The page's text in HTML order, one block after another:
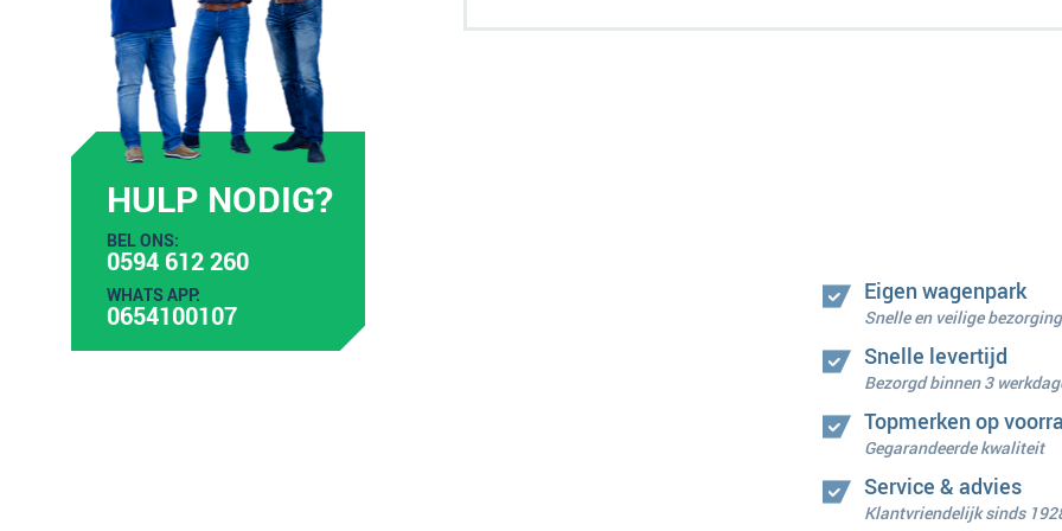
HULP NODIG?
BEL ONS:
0594 612 260
WHATS APP:
0654100107
Eigen wagenpark
Snelle en veilige bezorging
Snelle levertijd
Bezorgd binnen 3
Topmerken op
Gegarandeerde kwaliteit
Service & advies
Klantvriendelijk sinds